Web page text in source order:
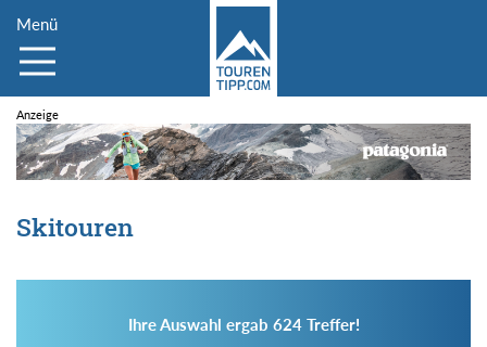
Menü
Skitouren
Ihre Auswahl ergab 624 Treffer!